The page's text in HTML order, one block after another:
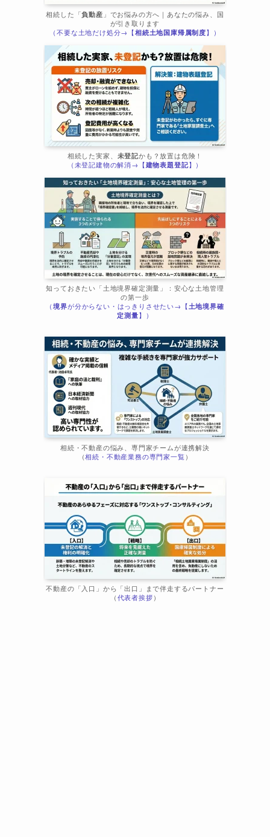
相続した「負動産 」でお悩みの方へ｜あなたの悩み、国
が引き取ります
（不要な土地だけ処分→【相続土地国庫帰属制度】）
相続した実家、 未登記かも？放置は危険！
（未登記建物の解消→【建物表題登記】）
知っておきたい「土地境界確定測量」：安心な土地管理
の第一歩
（境界が分からない・はっきりさせたい→【土地境界確
定測量】）
相続・不動産の悩み、専門家チームが連携解決
（相続・不動産業務の専門家一覧）
不動産の「入口」から「出口」まで伴走するパートナー
（代表者挨拶）